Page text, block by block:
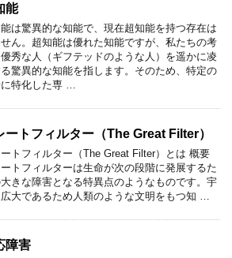
能
は驚異的な知能で、現在超知能を持つ存在は
ん。超知能は優れた知能ですが、私たちの考
優秀な人（ギフテッドのような人）を遥かに凌
驚異的な知能を指します。そのため、特定の
特化した専 …
ートフィルター（The Great Filter）
トフィルター（The Great Filter）とは 概要
トフィルターは生命が次の段階に発展するた
きな障害となる特異点のようなものです。宇
大であるため人類のような文明をもつ知 …
障害